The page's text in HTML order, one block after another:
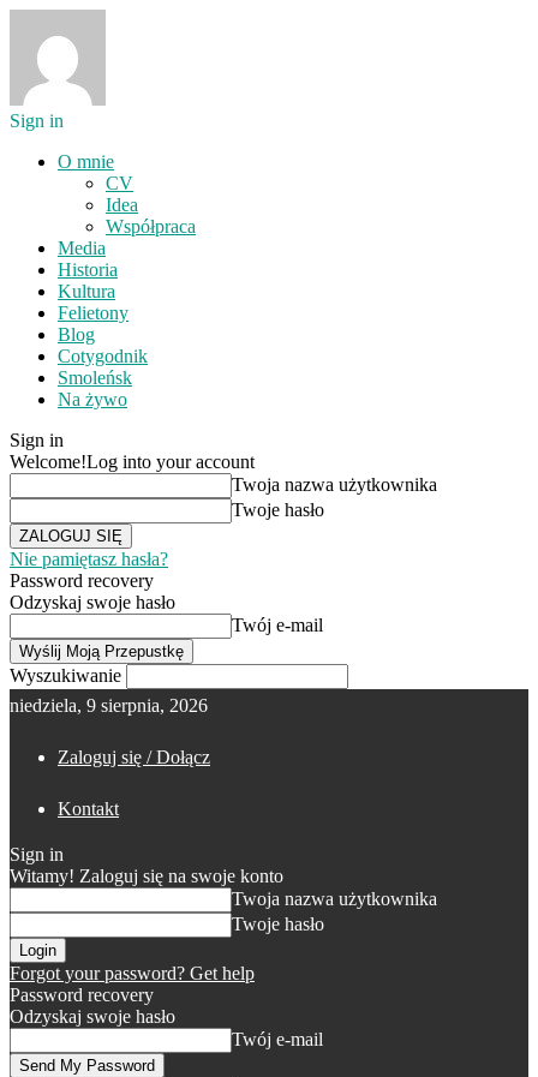
Sign in
O mnie
CV
Idea
Współpraca
Media
Historia
Kultura
Felietony
Blog
Cotygodnik
Smoleńsk
Na żywo
Sign in
Welcome!Log into your account
Twoja nazwa użytkownika
Twoje hasło
Nie pamiętasz hasła?
Password recovery
Odzyskaj swoje hasło
Twój e-mail
Wyszukiwanie
niedziela, 9 sierpnia, 2026
Zaloguj się / Dołącz
Kontakt
Sign in
Witamy! Zaloguj się na swoje konto
Twoja nazwa użytkownika
Twoje hasło
Forgot your password? Get help
Password recovery
Odzyskaj swoje hasło
Twój e-mail